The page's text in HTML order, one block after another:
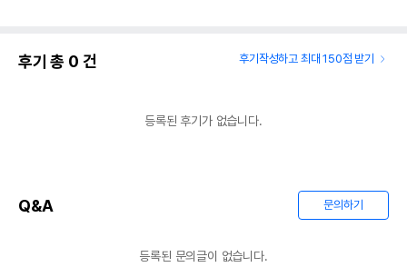
후기 총 0 건 후기작성하고 최대 150점 받기
등록된 후기가 없습니다.
Q&A 문의하기
등록된 문의글이 없습니다.